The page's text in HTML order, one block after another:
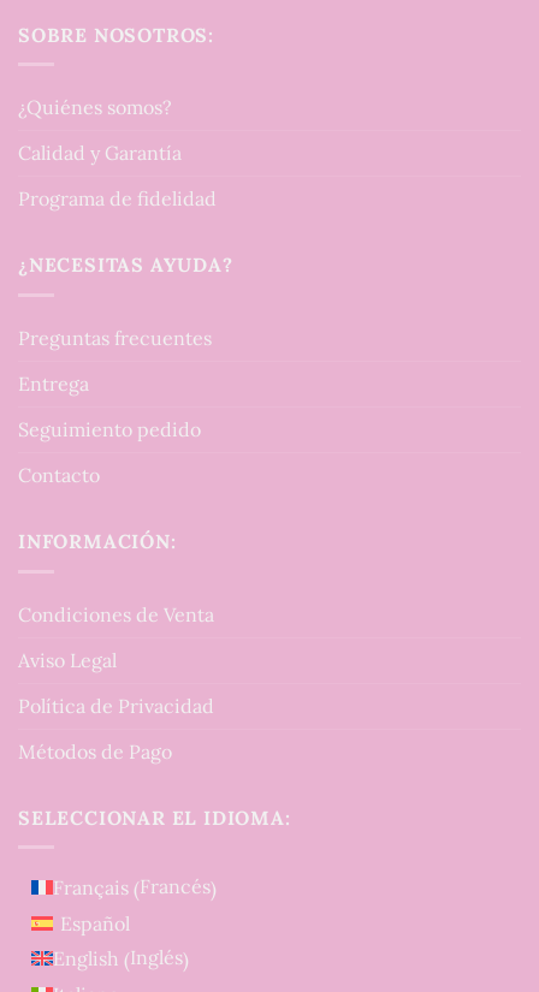
SOBRE NOSOTROS:
¿Quiénes somos?
Calidad y Garantía
Programa de fidelidad
¿NECESITAS AYUDA?
Preguntas frecuentes
Entrega
Seguimiento pedido
Contacto
INFORMACIÓN:
Condiciones de Venta
Aviso Legal
Política de Privacidad
Métodos de Pago
SELECCIONAR EL IDIOMA:
Français (Francés)
Español
English (Inglés)